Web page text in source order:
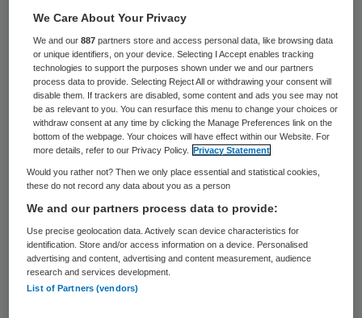
(KNAW). Het instituut heeft een overzicht
gemaakt van belangrijke onderzoeksvragen
waar wetenschappers “mee aan de slag
moeten”.
Het onderzoeksgebied waarin gezondheid
en milieuproblematiek bij elkaar komen staat
bekend als planetary health, planetaire
gezondheid in het Nederlands. De KNAW
stelt vast dat dit soort onderzoek nog “in
de kinderschoenen staat”. Daar moet iets
We Care About Your Privacy
We and our887 partners store and access personal data, like browsing data
or unique identifiers, on your device. Selecting I Accept enables tracking
technologies to support the purposes shown under we and our partners
process data to provide. Selecting Reject All or withdrawing your consent will
disable them. If trackers are disabled, some content and ads you see may not
be as relevant to you. You can resurface this menu to change your choices or
withdraw consent at any time by clicking the Manage Preferences link on the
bottom of the webpage. Your choices will have effect within our Website. For
more details, refer to our Privacy Policy.
Privacy Statement
Would you rather not? Then we only place essential and statistical cookies,
these do not record any data about you as a person
We and our partners process data to provide:
Use precise geolocation data. Actively scan device characteristics for
identification. Store and/or access information on a device. Personalised
advertising and content, advertising and content measurement, audience
research and services development.
List of Partners (vendors)